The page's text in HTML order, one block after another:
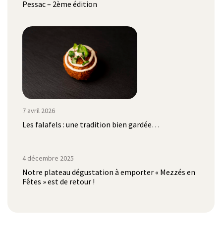
Pessac – 2ème édition
7 avril 2026
Les falafels : une tradition bien gardée…
4 décembre 2025
Notre plateau dégustation à emporter « Mezzés en
Fêtes » est de retour !